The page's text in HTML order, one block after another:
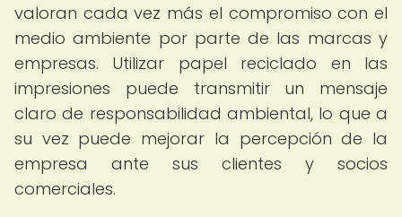
valoran cada vez más el compromiso con el
medio ambiente por parte de las marcas y
empresas. Utilizar papel reciclado en las
impresiones puede transmitir un mensaje
claro de responsabilidad ambiental, lo que a
su vez puede mejorar la percepción de la
empresa ante sus clientes y socios
comerciales.